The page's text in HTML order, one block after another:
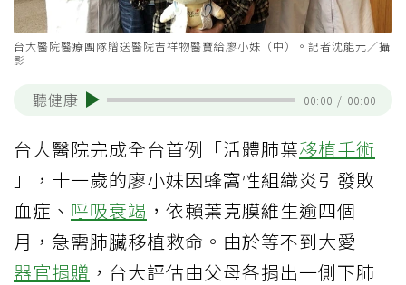
台大醫院醫療團隊贈送醫院吉祥物醫寶給廖小妹（中）。記者沈能元／攝
影
聽健康 00:00 / 00:00
台大醫院完成全台首例「活體肺葉移植手術
」，十一歲的廖小妹因蜂窩性組織炎引發敗
血症、 呼吸衰竭 ，依賴葉克膜維生逾四個
月，急需肺臟移植救命。由於等不到大愛
器官捐贈 ，台大評估由父母各捐出一側下肺